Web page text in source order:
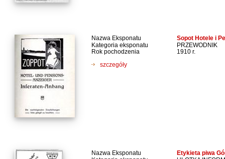
Nazwa Eksponatu Sopot Hotele i
Kategoria eksponatu
PRZEWODNIK
Rok pochodzenia
1910 r.
szczegóły
Nazwa Eksponatu Etykieta piwa